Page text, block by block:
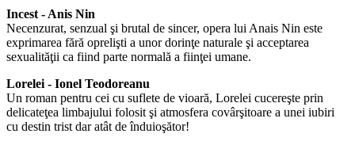
Incest - Anis Nin
Necenzurat, senzual şi brutal de sincer, opera lui Anais Nin este
exprimarea fără oprelişti a unor dorinţe naturale şi acceptarea
sexualităţii ca fiind parte normală a fiinţei umane.
Lorelei - Ionel Teodoreanu
Un roman pentru cei cu suflete de vioară, Lorelei cucereşte prin
delicateţea limbajului folosit şi atmosfera covârşitoare a unei iubiri
cu destin trist dar atât de înduioşător!